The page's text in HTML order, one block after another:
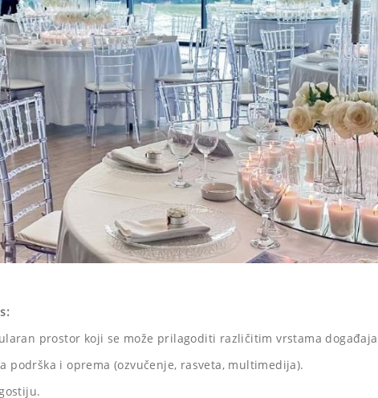
prostor koji se može prilagoditi različitim vrstama
podrška i oprema (ozvučenje, rasveta, multimedija).